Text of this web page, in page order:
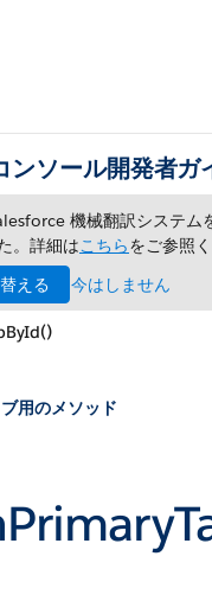
ソール開発者ガ
機械翻訳システム
。詳細はこちらをご参照く
える
今はしません
用のメソッド